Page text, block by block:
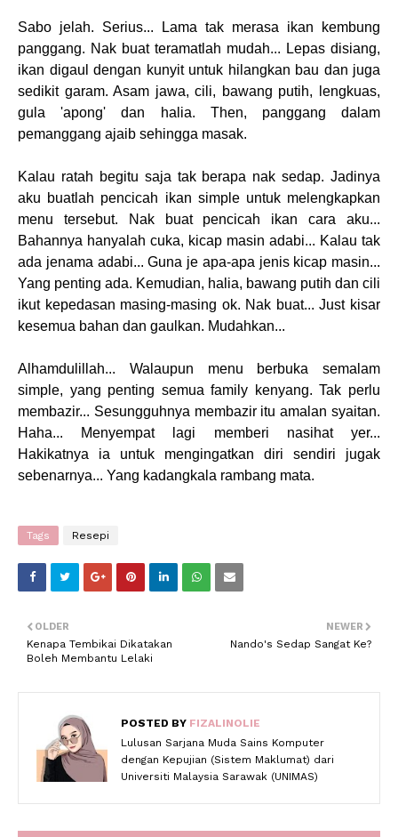
Sabo jelah. Serius... Lama tak merasa ikan kembung
panggang. Nak buat teramatlah mudah... Lepas disiang,
ikan digaul dengan kunyit untuk hilangkan bau dan juga
sedikit garam. Asam jawa, cili, bawang putih, lengkuas,
gula 'apong' dan halia. Then, panggang dalam
pemanggang ajaib sehingga masak.
Kalau ratah begitu saja tak berapa nak sedap. Jadinya
aku buatlah pencicah ikan simple untuk melengkapkan
menu tersebut. Nak buat pencicah ikan cara aku...
Bahannya hanyalah cuka, kicap masin adabi... Kalau tak
ada jenama adabi... Guna je apa-apa jenis kicap masin...
Yang penting ada. Kemudian, halia, bawang putih dan cili
ikut kepedasan masing-masing ok. Nak buat... Just kisar
kesemua bahan dan gaulkan. Mudahkan...
Alhamdulillah... Walaupun menu berbuka semalam
simple, yang penting semua family kenyang. Tak perlu
membazir... Sesungguhnya membazir itu amalan syaitan.
Haha... Menyempat lagi memberi nasihat yer...
Hakikatnya ia untuk mengingatkan diri sendiri jugak
sebenarnya... Yang kadangkala rambang mata.
Tags Resepi
NEWER
Nando's Sedap Sangat Ke?
OLDER
Kenapa Tembikai Dikatakan
Boleh Membantu Lelaki
POSTED BY FIZALINOLIE
Lulusan Sarjana Muda Sains Komputer
dengan Kepujian (Sistem Maklumat) dari
Universiti Malaysia Sarawak (UNIMAS)